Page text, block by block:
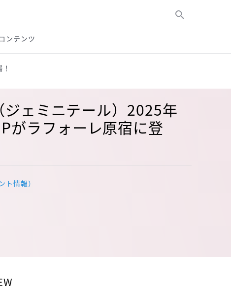
コンテンツ
ェミニテール）2025年
がラフォーレ原宿に登
ト情報）